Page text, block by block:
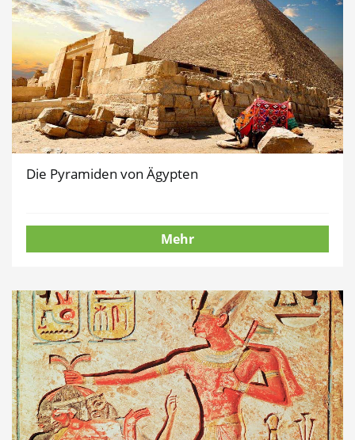
Die Pyramiden von Ägypten
Mehr